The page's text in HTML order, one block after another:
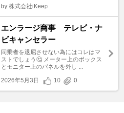
by 株式会社iKeep
エンラージ商事 テレビ・ナ
ビキャンセラー
同乗者を退屈させない為にはコレはマ
ストでしょう🤔 メーター上のボックス
とモニター上のパネルを外し ...
2026年5月3日
10 0